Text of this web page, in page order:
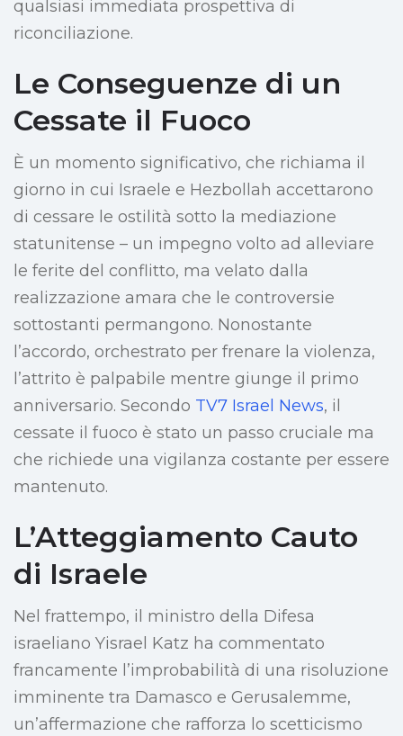
qualsiasi immediata prospettiva di
riconciliazione.
Le Conseguenze di un
Cessate il Fuoco
È un momento significativo, che richiama il
giorno in cui Israele e Hezbollah accettarono
di cessare le ostilità sotto la mediazione
statunitense – un impegno volto ad alleviare
le ferite del conflitto, ma velato dalla
realizzazione amara che le controversie
sottostanti permangono. Nonostante
l’accordo, orchestrato per frenare la violenza,
l’attrito è palpabile mentre giunge il primo
anniversario. Secondo TV7 Israel News, il
cessate il fuoco è stato un passo cruciale ma
che richiede una vigilanza costante per essere
mantenuto.
L’Atteggiamento Cauto
di Israele
Nel frattempo, il ministro della Difesa
israeliano Yisrael Katz ha commentato
francamente l’improbabilità di una risoluzione
imminente tra Damasco e Gerusalemme,
un’affermazione che rafforza lo scetticismo